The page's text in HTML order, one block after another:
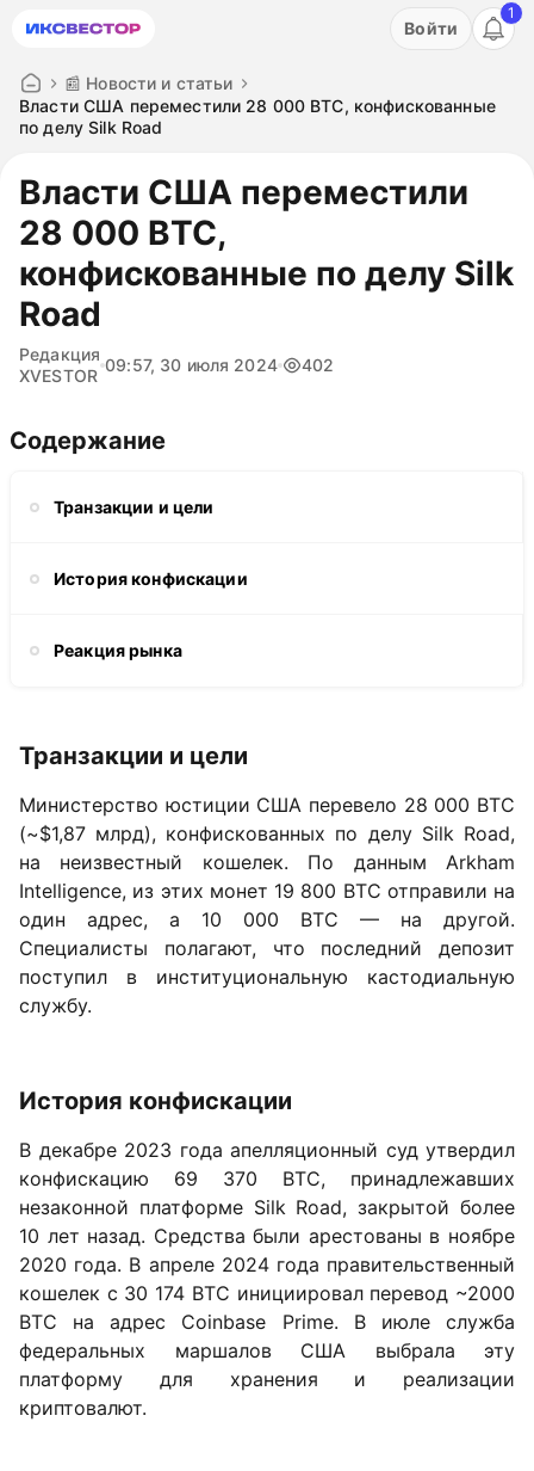
Акция: бесплатный пробный период на 3 дня!
Войти
1
📰 Новости и статьи
Власти США переместили 28 000 BTC, конфискованные
по делу Silk Road
Власти США переместили
28 000 BTC,
конфискованные по делу Silk
Road
Редакция
XVESTOR
09:57, 30 июля 2024 402
Содержание
Транзакции и цели
История конфискации
Реакция рынка
Транзакции и цели
Министерство юстиции США перевело 28 000 BTC
(~$1,87 млрд), конфискованных по делу Silk Road,
на неизвестный кошелек. По данным Arkham
Intelligence, из этих монет 19 800 BTC отправили на
один адрес, а 10 000 BTC — на другой.
Специалисты полагают, что последний депозит
поступил в институциональную кастодиальную
службу.
История конфискации
В декабре 2023 года апелляционный суд утвердил
конфискацию 69 370 BTC, принадлежавших
незаконной платформе Silk Road, закрытой более
10 лет назад. Средства были арестованы в ноябре
2020 года. В апреле 2024 года правительственный
кошелек с 30 174 BTC инициировал перевод ~2000
BTC на адрес Coinbase Prime. В июле служба
федеральных маршалов США выбрала эту
платформу для хранения и реализации
криптовалют.